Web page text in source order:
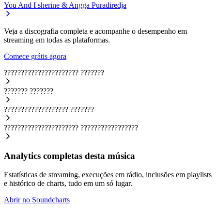
You And I sherine & Angga Puradiredja
Veja a discografia completa e acompanhe o desempenho em
streaming em todas as plataformas.
Comece grátis agora
?????????????????????? ???????
??????? ???????
??????????????????? ???????
?????????????????????? ?????????????????
Analytics completas desta música
Estatísticas de streaming, execuções em rádio, inclusões em playlists
e histórico de charts, tudo em um só lugar.
Abrir no Soundcharts